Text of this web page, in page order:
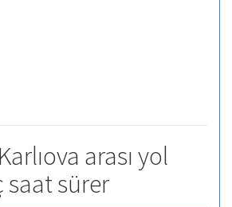
arası yol
saat sürer